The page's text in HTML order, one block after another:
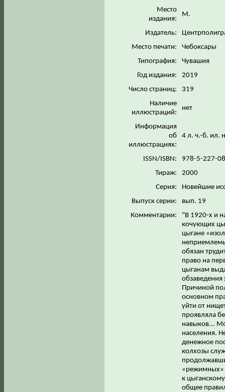
Место
издания:
М.
Издатель:
Место печати:
Чебоксары
Типография:
Чувашия
Год издания:
2019
Число страниц:
319
Наличие
иллюстраций:
нет
Информация
об
иллюстрациях:
4 л. ч.-б. ил.
ISSN/ISBN:
978-5-227-
Тираж:
2000
Серия:
Новейшие
Выпуск серии:
вып. 19
Комментарии:
"В 1920-х и
кочующих
цыгане
обязан
право на
цыганам
обзаведения
Причиной
основном
уйти от
проявляла
навыков...
населения.
денежное
колхозы
«режимных»
к
общее